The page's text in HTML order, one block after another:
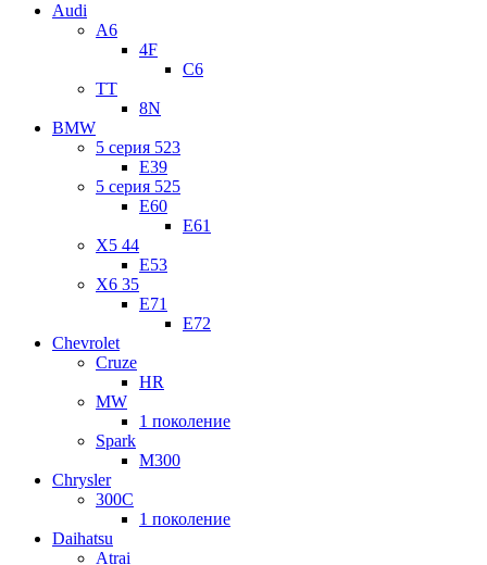
Audi
A6
4F
C6
TT
8N
BMW
5 серия 523
E39
5 серия 525
E60
E61
X5 44
E53
X6 35
E71
E72
Chevrolet
Cruze
HR
MW
1 поколение
Spark
M300
Chrysler
300C
1 поколение
Daihatsu
Atrai